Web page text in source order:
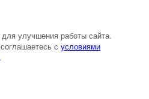
улучшения работы сайта.
с условиями
.